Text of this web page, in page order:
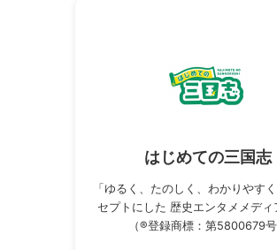
はじめての三国志
「ゆるく、たのしく、わかりやす
セプトにした 歴史エンタメメディ
（®登録商標：第5800679号